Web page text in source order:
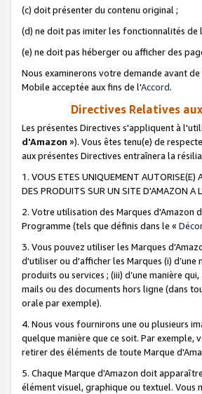
(c) doit présenter du contenu original ;
(d) ne doit pas imiter les fonctionnalités
(e) ne doit pas héberger ou afficher des
Nous examinerons votre demande avant
Mobile acceptée aux fins de l'Accord.
Directives Relatives
Les présentes Directives s'appliquent à
d'Amazon »). Vous êtes tenu(e) de
aux présentes Directives entraînera la
1. VOUS ETES UNIQUEMENT AUTORISE(E)
DES PRODUITS SUR UN SITE D'AMAZON A
2. Votre utilisation des Marques d'Amazon
Programme (tels que définis dans le «
3. Vous pouvez utiliser les Marques
d'utiliser ou d'afficher les Marques (i)
produits ou services ; (iii) d’une manière
mails ou des documents hors ligne (dans
orale par exemple).
4. Nous vous fournirons une ou plusieurs
quelque manière que ce soit. Par
retirer des éléments de toute Marque
5. Chaque Marque d'Amazon doit
élément visuel, graphique ou textuel. Vous